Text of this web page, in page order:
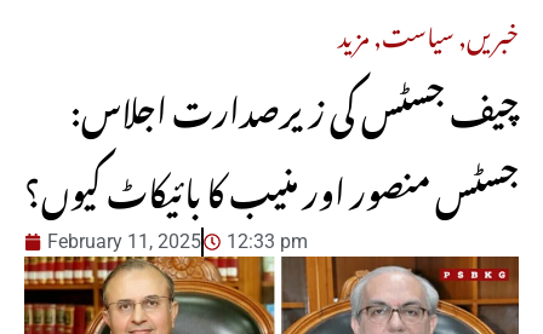
خبریں,سیاست,مزید
چیف جسٹس کی زیرصدارت اجلاس:
جسٹس منصور اور منیب کا بائیکاٹ کیوں؟
February 11, 2025 12:33 pm